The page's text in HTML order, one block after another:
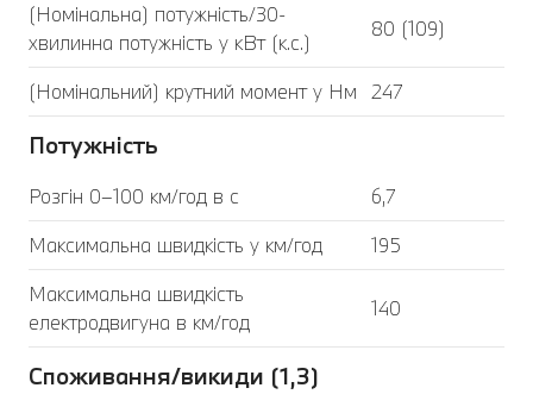
(Номінальна) потужність/30-
хвилинна потужність у кВт (к.с.)
80 (109)
(Номінальний) крутний момент у Нм 247
Потужність
Розгін 0–100 км/год в с
6,7
Максимальна швидкість у км/год
195
Максимальна швидкість
електродвигуна в км/год
140
Споживання/викиди (1,3)